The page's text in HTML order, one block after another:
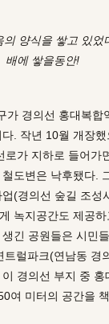
양식을 쌓고 있었
배에 쌓을동안!
가 경의선 홍대복
. 작년 10월 개장
로가 지하로 들어가
도변은 낙후됐다.
(경의선 숲길 조성
녹지공간도 제공
긴 공원들은 시민
트럴파크(연남동 경
경의선 부지 중 홍
여 미터의 공간을